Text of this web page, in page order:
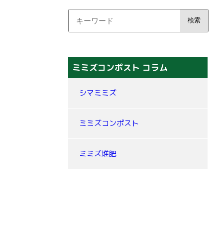
ミミズコンポスト コラム
シマミミズ
ミミズコンポスト
ミミズ堆肥